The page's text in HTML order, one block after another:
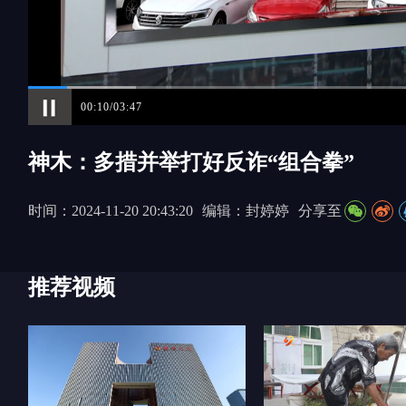
00:11/03:47
神木：多措并举打好反诈“组合拳”
时间：2024-11-20 20:43:20 编辑：封婷婷 分享至
推荐视频